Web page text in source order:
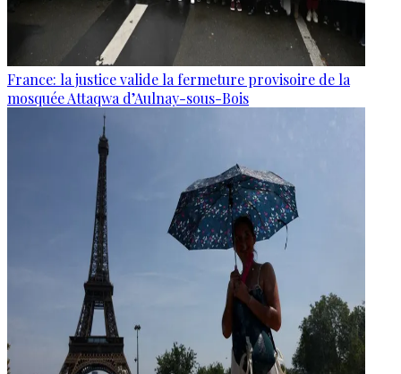
France: la justice valide la fermeture provisoire de la
mosquée Attaqwa d’Aulnay-sous-Bois